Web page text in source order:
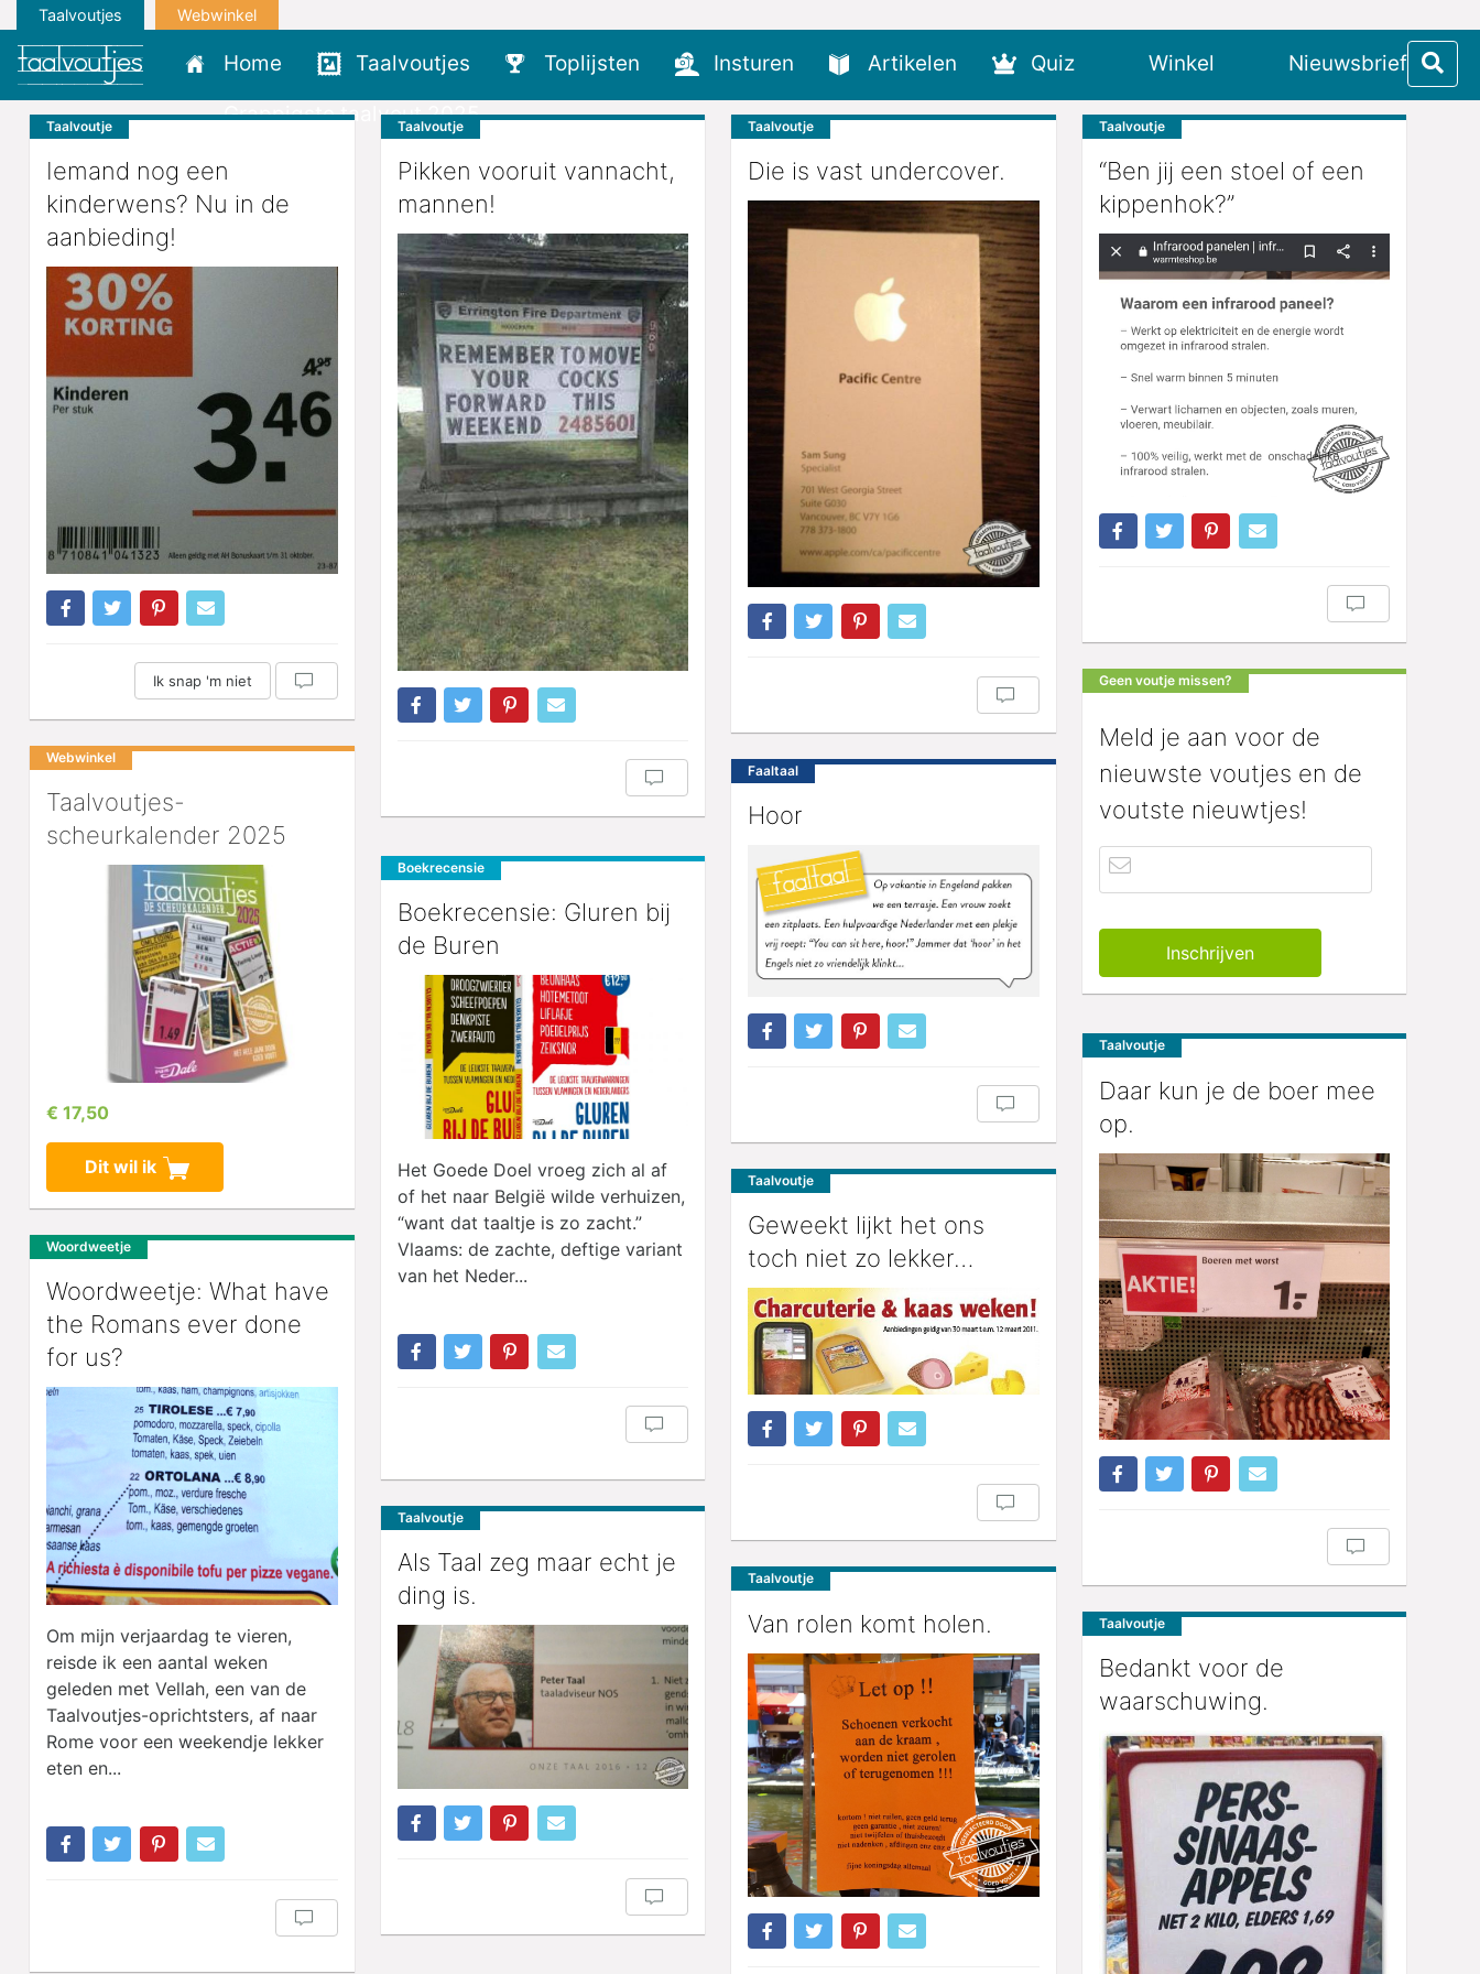
Taalvoutjes Webwinkel
Home Taalvoutjes Toplijsten Insturen Artikelen Quiz Winkel
Nieuwsbrief
Grappigste taalvout 2025
Taalvoutje
Iemand nog een
kinderwens? Nu in de
aanbieding!
Ik snap 'm niet
Taalvoutje
Pikken vooruit vannacht,
mannen!
Taalvoutje
Die is vast undercover.
Taalvoutje
“Ben jij een stoel of een
kippenhok?”
Geen voutje missen?
Meld je aan voor de
nieuwste voutjes en de
voutste nieuwtjes!
Webwinkel
Taalvoutjes-
scheurkalender 2025
€ 17,50
Dit wil ik
Faaltaal
Hoor
Boekrecensie
Boekrecensie: Gluren bij
de Buren
Het Goede Doel vroeg zich al af
of het naar België wilde verhuizen,
“want dat taaltje is zo zacht.”
Vlaams: de zachte, deftige variant
van het Neder...
Taalvoutje
Daar kun je de boer mee
op.
Taalvoutje
Geweekt lijkt het ons
toch niet zo lekker…
Woordweetje
Woordweetje: What have
the Romans ever done
for us?
Om mijn verjaardag te vieren,
reisde ik een aantal weken
geleden met Vellah, een van de
Taalvoutjes-oprichtsters, af naar
Rome voor een weekendje lekker
eten en...
Taalvoutje
Als Taal zeg maar echt je
ding is.
Taalvoutje
Van rolen komt holen. Taalvoutje
Bedankt voor de
waarschuwing.